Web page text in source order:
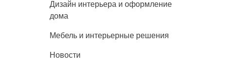
Дизайн интерьера и оформление
дома
Мебель и интерьерные решения
Новости